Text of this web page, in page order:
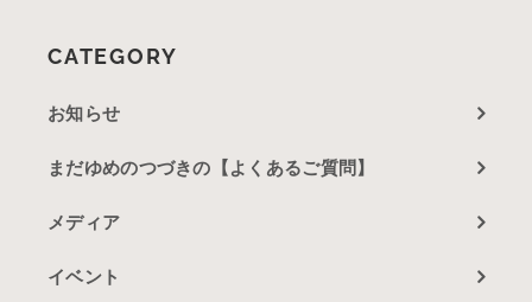
CATEGORY
お知らせ
まだゆめのつづきの【よくあるご質問】
メディア
イベント